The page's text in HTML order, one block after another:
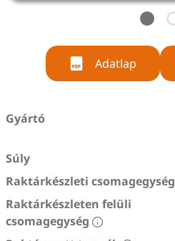
Adatlap
Gyártó
Súly
Raktárkészleti csomagegység
Raktárkészleten felüli
csomagegység